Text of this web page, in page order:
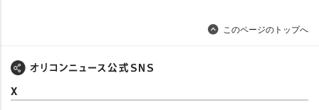
このページのトップへ
X